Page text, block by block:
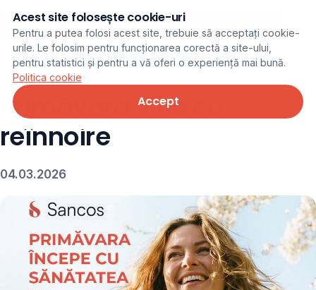
Programare online
← Noutăți
Primăvara vine cu
reînnoire
04.03.2026
Acest site folosește cookie-uri
Pentru a putea folosi acest site, trebuie să acceptați cookie-
urile. Le folosim pentru funcționarea corectă a site-ului,
pentru statistici și pentru a vă oferi o experiență mai bună.
Politica cookie
Accept